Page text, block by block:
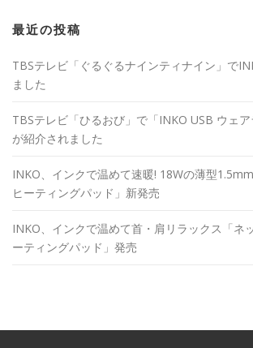
最近の投稿
TBSテレビ「ぐるぐるナインティナイン」で
ました
TBSテレビ「ひるおび」で「INKO USB ウェア
が紹介されました
INKO、インクで温めて速暖! 18Wの薄型
ヒーティングパッド」新発売
INKO、インクで温めて首・肩リラックス「ネ
ーティングパッド」発売